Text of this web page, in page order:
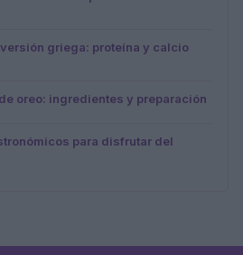
griega: proteína y calcio
oreo: ingredientes y preparación
para disfrutar del